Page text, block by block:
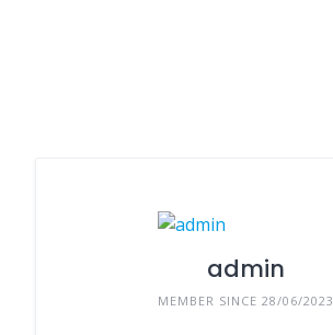
admin
MEMBER SINCE 28/06/2023